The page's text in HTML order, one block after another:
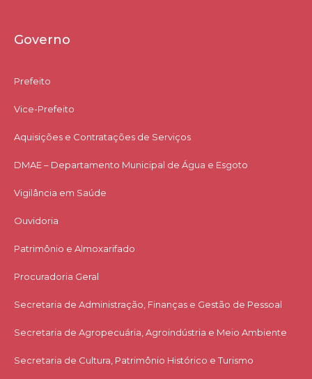
Governo
Prefeito
Vice-Prefeito
Aquisições e Contratações de Serviços​
DMAE – Departamento Municipal de Água e Esgoto
Vigilância em Saúde
Ouvidoria
Patrimônio e Almoxarifado
Procuradoria Geral
Secretaria de Administração, Finanças e Gestão de Pessoal
Secretaria de Agropecuária, Agroindústria e Meio Ambiente
Secretaria de Cultura, Patrimônio Histórico e Turismo